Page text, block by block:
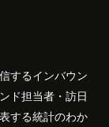
するインバウン
ド担当者・訪日
する統計のわか